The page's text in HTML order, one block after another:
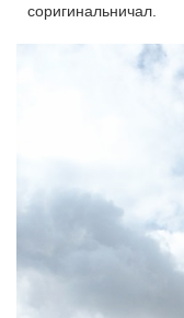
соригинальничал.